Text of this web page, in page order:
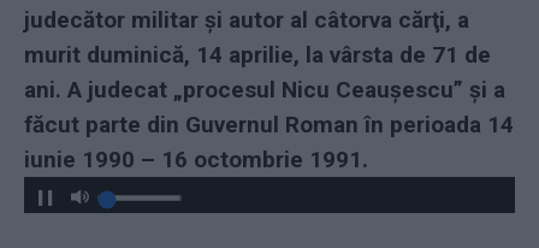
judecător militar şi autor al câtorva cărţi, a
murit duminică, 14 aprilie, la vârsta de 71 de
ani. A judecat „procesul Nicu Ceaușescu” și a
făcut parte din Guvernul Roman în perioada 14
iunie 1990 – 16 octombrie 1991.